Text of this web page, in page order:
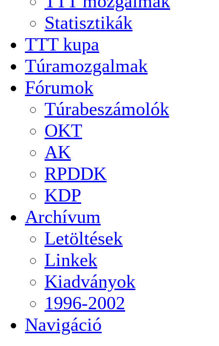
Statisztikák
TTT kupa
Túramozgalmak
Fórumok
Túrabeszámolók
OKT
AK
RPDDK
KDP
Archívum
Letöltések
Linkek
Kiadványok
1996-2002
Navigáció